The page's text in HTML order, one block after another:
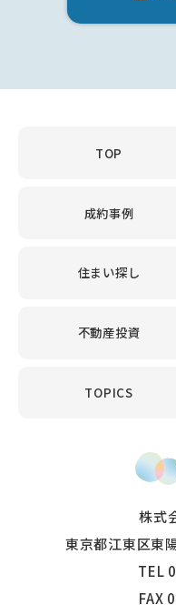
TOP
成約事例
住まい探し
不動産投資
TOPICS
株式
東京都江東区東
TEL
FAX